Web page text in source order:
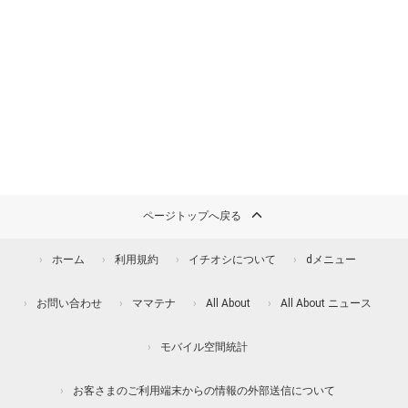
ページトップへ戻る
ホーム 利用規約 イチオシについて dメニュー
お問い合わせ ママテナ All About All About ニュース
モバイル空間統計
お客さまのご利用端末からの情報の外部送信について